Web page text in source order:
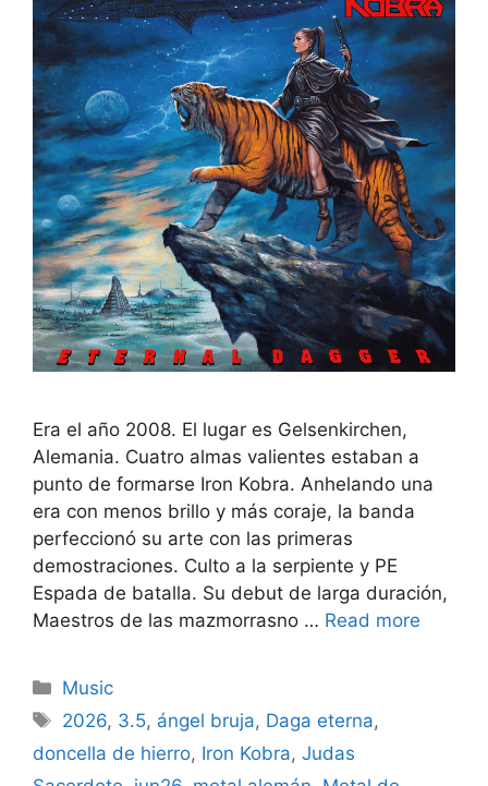
Era el año 2008. El lugar es Gelsenkirchen,
Alemania. Cuatro almas valientes estaban a
punto de formarse Iron Kobra. Anhelando una
era con menos brillo y más coraje, la banda
perfeccionó su arte con las primeras
demostraciones. Culto a la serpiente y PE
Espada de batalla. Su debut de larga duración,
Maestros de las mazmorrasno … Read more
Categories
Music
Tags
2026, 3.5, ángel bruja, Daga eterna,
doncella de hierro, Iron Kobra, Judas